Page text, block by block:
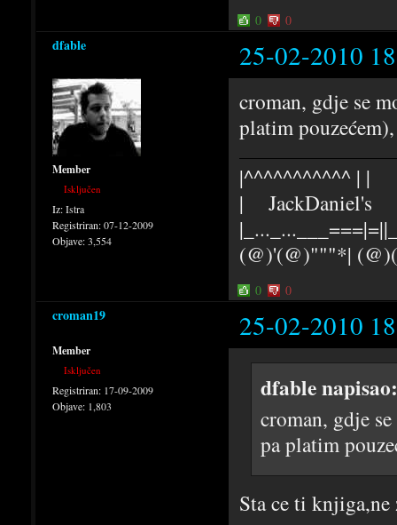
0 0
dfable 25-02-2010
Member
Isključen
Iz:Istra
Registriran:07-12-2009
Objave:3,554
croman, gdje se
platim
|^^^^^^^^^^^ | |
| JackDaniel's
(@)'(@)"""*|
0 0
croman19 25-02-2010
Member
Isključen
Registriran: 17-09-2009
Objave: 1,803
dfable napisao:
croman, gdje
pa platim
Sta ce ti